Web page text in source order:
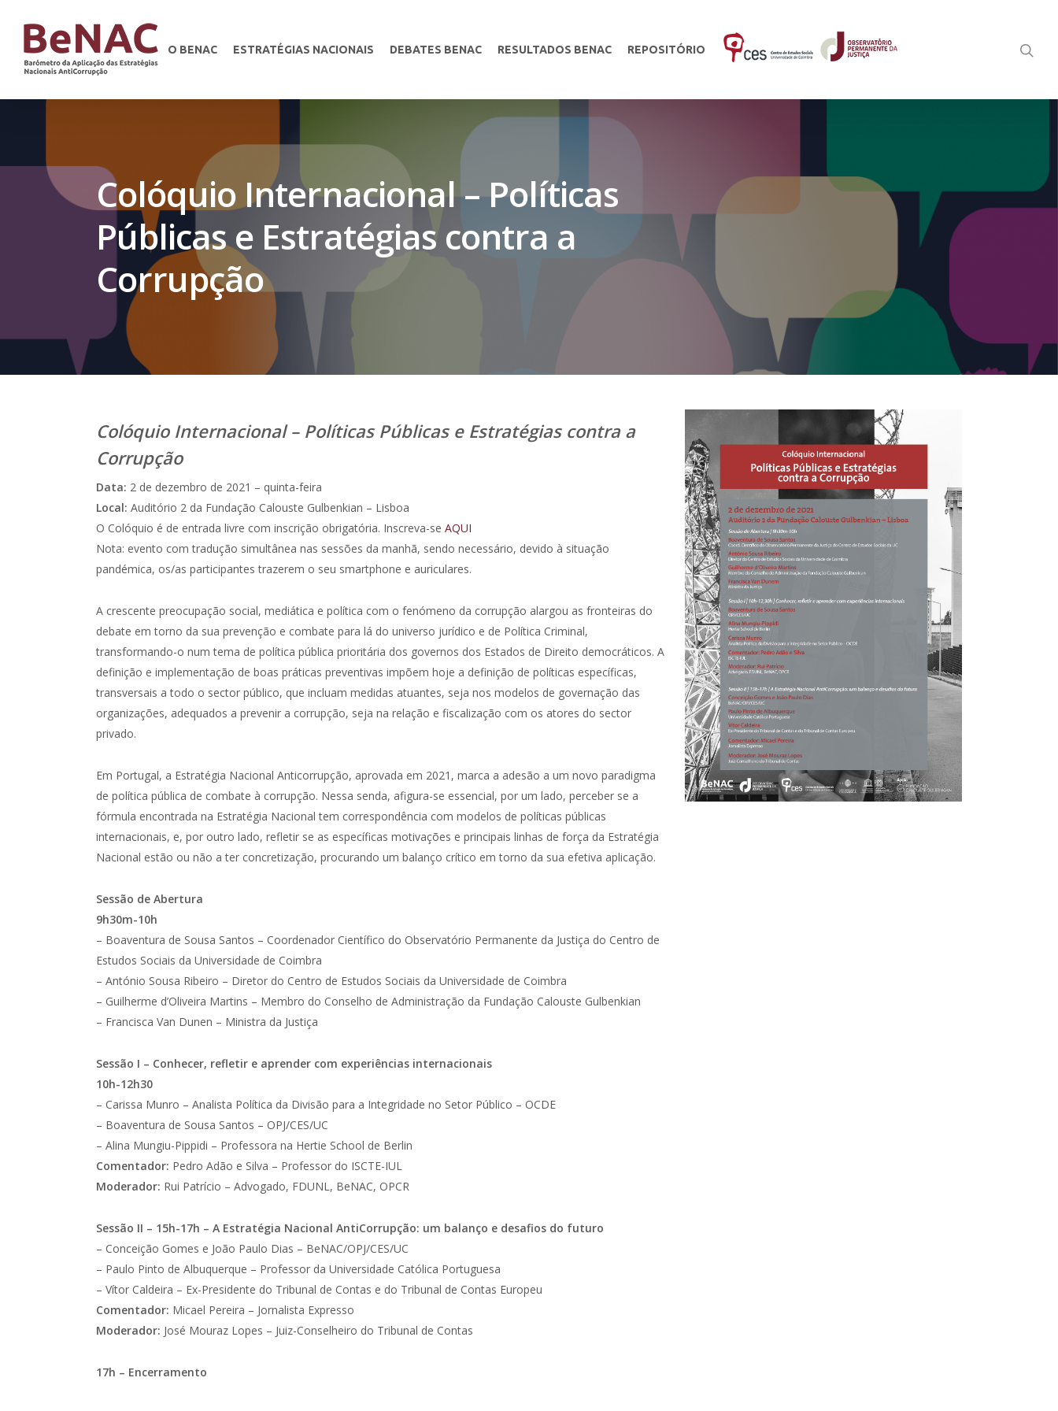
O BENAC ESTRATÉGIAS NACIONAIS DEBATES BENAC RESULTADOS BENAC REPOSITÓRIO
Colóquio Internacional – Políticas
Públicas e Estratégias contra a
Corrupção
Colóquio Internacional – Políticas Públicas e Estratégias contra a
Corrupção
Data: 2 de dezembro de 2021 – quinta-feira
Local: Auditório 2 da Fundação Calouste Gulbenkian – Lisboa
O Colóquio é de entrada livre com inscrição obrigatória. Inscreva-seAQUI
Nota: evento com tradução simultânea nas sessões da manhã, sendo necessário, devido à situação
pandémica, os/as participantes trazerem o seu smartphone e auriculares.
A crescente preocupação social, mediática e política com o fenómeno da corrupção alargou as fronteiras do
debate em torno da sua prevenção e combate para lá do universo jurídico e de Política Criminal,
transformando-o num tema de política pública prioritária dos governos dos Estados de Direito democráticos. A
definição e implementação de boas práticas preventivas impõem hoje a definição de políticas específicas,
transversais a todo o sector público, que incluam medidas atuantes, seja nos modelos de governação das
organizações, adequados a prevenir a corrupção, seja na relação e fiscalização com os atores do sector
privado.
Em Portugal, a Estratégia Nacional Anticorrupção, aprovada em 2021, marca a adesão a um novo paradigma
de política pública de combate à corrupção. Nessa senda, afigura-se essencial, por um lado, perceber se a
fórmula encontrada na Estratégia Nacional tem correspondência com modelos de políticas públicas
internacionais, e, por outro lado, refletir se as específicas motivações e principais linhas de força da Estratégia
Nacional estão ou não a ter concretização, procurando um balanço crítico em torno da sua efetiva aplicação.
Sessão de Abertura
9h30m-10h
– Boaventura de Sousa Santos – Coordenador Científico do Observatório Permanente da Justiça do Centro de
Estudos Sociais da Universidade de Coimbra
– António Sousa Ribeiro – Diretor do Centro de Estudos Sociais da Universidade de Coimbra
– Guilherme d’Oliveira Martins – Membro do Conselho de Administração da Fundação Calouste Gulbenkian
– Francisca Van Dunen – Ministra da Justiça
Sessão I – Conhecer, refletir e aprender com experiências internacionais
10h-12h30
– Carissa Munro – Analista Política da Divisão para a Integridade no Setor Público – OCDE
– Boaventura de Sousa Santos – OPJ/CES/UC
– Alina Mungiu-Pippidi – Professora na Hertie School de Berlin
Comentador: Pedro Adão e Silva – Professor do ISCTE-IUL
Moderador: Rui Patrício – Advogado, FDUNL, BeNAC, OPCR
Sessão II – 15h-17h – A Estratégia Nacional AntiCorrupção: um balanço e desafios do futuro
– Conceição Gomes e João Paulo Dias – BeNAC/OPJ/CES/UC
– Paulo Pinto de Albuquerque – Professor da Universidade Católica Portuguesa
– Vítor Caldeira – Ex-Presidente do Tribunal de Contas e do Tribunal de Contas Europeu
Comentador: Micael Pereira – Jornalista Expresso
Moderador: José Mouraz Lopes – Juiz-Conselheiro do Tribunal de Contas
17h – Encerramento